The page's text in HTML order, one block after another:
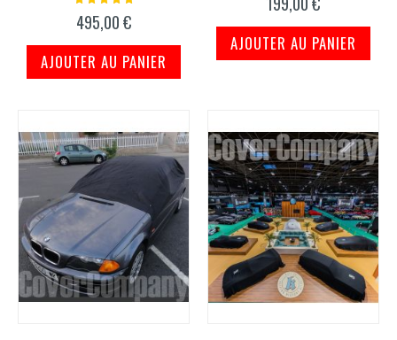
495,00 €
AJOUTER AU PANIER
AJOUTER AU PANIER